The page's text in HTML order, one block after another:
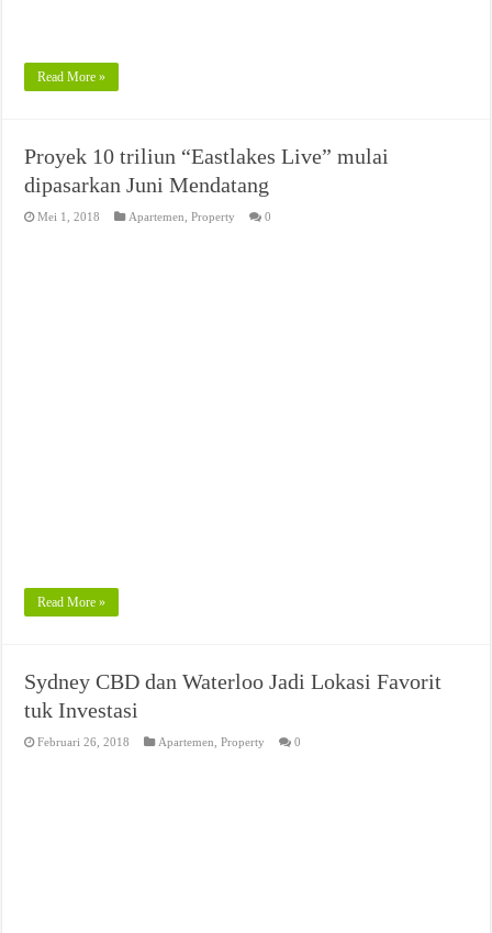
Read More »
Proyek 10 triliun “Eastlakes Live” mulai
dipasarkan Juni Mendatang
Mei 1, 2018 Apartemen ,Property 0
Read More »
Sydney CBD dan Waterloo Jadi Lokasi Favorit
tuk Investasi
Februari 26, 2018 Apartemen ,Property 0